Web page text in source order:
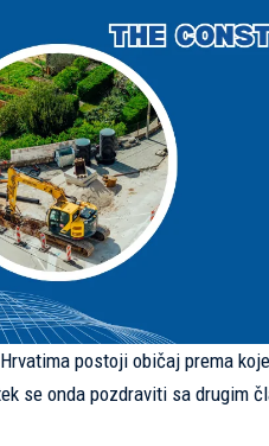
postoji običaj prema
se onda pozdraviti sa drugim